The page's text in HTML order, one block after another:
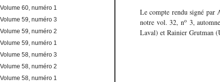
Le compte rendu signé par
notre vol. 32, no 3,
Laval) et Rainier Grutman
Volume 60, numéro 1
Volume 59, numéro 3
Volume 59, numéro 2
Volume 59, numéro 1
Volume 58, numéro 3
Volume 58, numéro 2
Volume 58, numéro 1